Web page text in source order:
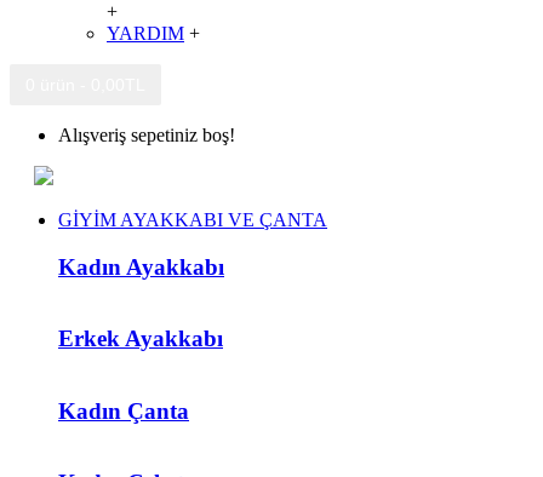
+
YARDIM +
Alışveriş sepetiniz boş!
GİYİM AYAKKABI VE ÇANTA
Kadın Ayakkabı
Erkek Ayakkabı
Kadın Çanta